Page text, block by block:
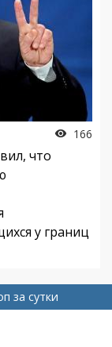
166
что
у границ
за сутки